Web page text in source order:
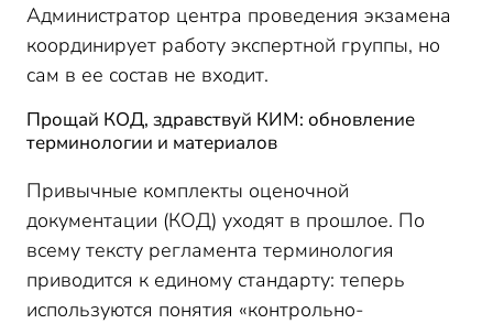
Администратор центра проведения экзамена
координирует работу экспертной группы, но
сам в ее состав не входит.
Прощай КОД, здравствуй КИМ: обновление
терминологии и материалов
Привычные комплекты оценочной
документации (КОД) уходят в прошлое. По
всему тексту регламента терминология
приводится к единому стандарту: теперь
используются понятия «контрольно-